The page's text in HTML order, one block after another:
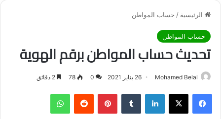
الرئيسية / حساب المواطن
حساب المواطن
تحديث حساب المواطن برقم الهوية
Mohamed Belal 26 يناير 2021 0
78
فيسبوك لينكدإن بينتيريست